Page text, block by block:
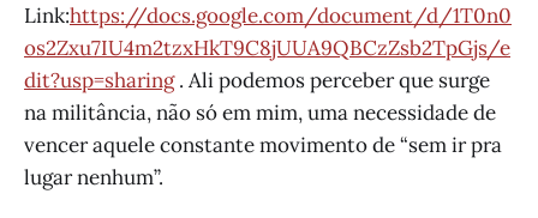
Link:https://docs.google.com/document/d/1T0n0
os2Zxu7IU4m2tzxHkT9C8jUUA9QBCzZsb2TpGjs/e
dit?usp=sharing. Ali podemos perceber que surge
na militância, não só em mim, uma necessidade de
vencer aquele constante movimento de “sem ir pra
lugar nenhum”.